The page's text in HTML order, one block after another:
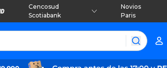
Cencosud
Scotiabank
Novios
Paris